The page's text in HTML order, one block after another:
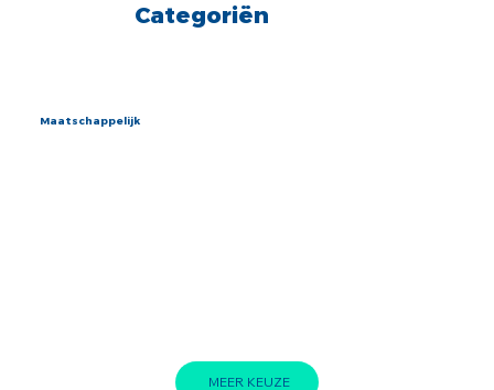
Categoriën
Maatschappelijk
MEER KEUZE